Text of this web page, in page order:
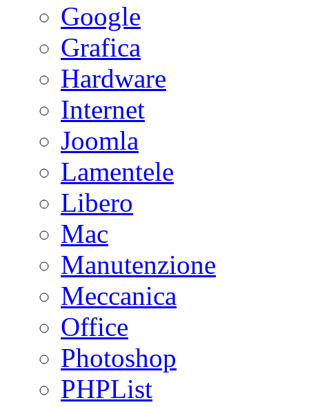
Google
Grafica
Hardware
Internet
Joomla
Lamentele
Libero
Mac
Manutenzione
Meccanica
Office
Photoshop
PHPList